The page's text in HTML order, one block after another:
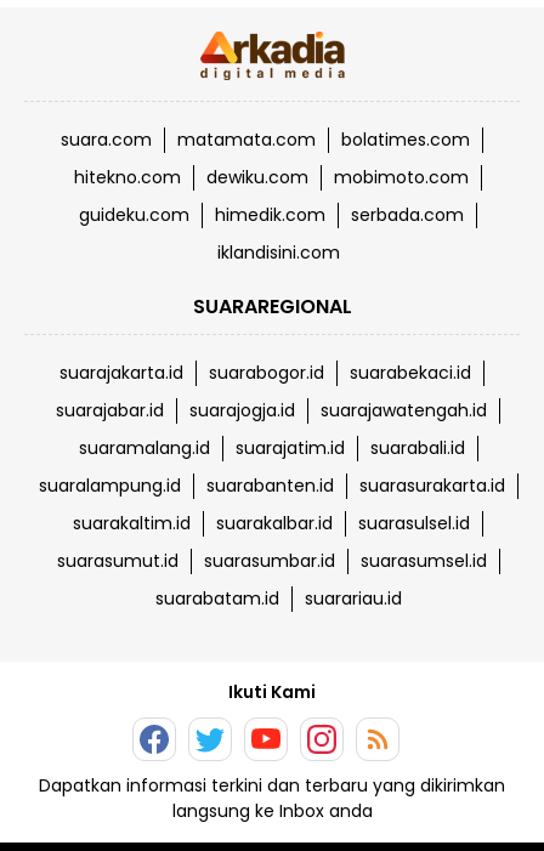
suara.com matamata.com
bolatimes.com
hitekno.com
dewiku.com
mobimoto.com
guideku.com
himedik.com
serbada.com
iklandisini.com
SUARAREGIONAL
suarajakarta.id suarabogor.id
suarabekaci.id
suarajabar.id
suarajogja.id
suarajawatengah.id
suaramalang.id
suarajatim.id
suarabali.id
suaralampung.id
suarabanten.id
suarasurakarta.id
suarakaltim.id
suarakalbar.id
suarasulsel.id
suarasumut.id
suarasumbar.id
suarasumsel.id
suarabatam.id
suarariau.id
Ikuti Kami
Dapatkan informasi terkini dan terbaru yang dikirimkan
langsung ke Inbox anda